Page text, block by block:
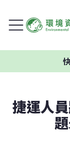
快訊
捷運人